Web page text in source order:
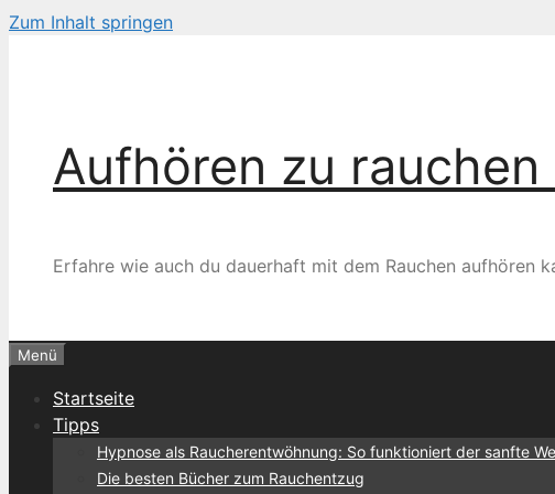
Zum Inhalt springen
Aufhören zu
Erfahre wie auch du dauerhaft mit dem Rauchen aufhören
Menü
Startseite
Tipps
Hypnose als Raucherentwöhnung: So funktioniert der sanfte
Die besten Bücher zum Rauchentzug